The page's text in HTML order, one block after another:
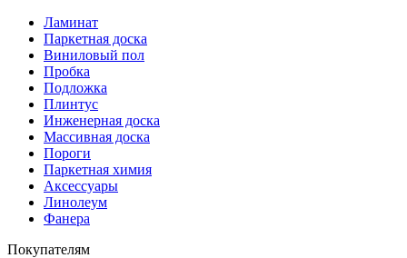
Ламинат
Паркетная доска
Виниловый пол
Пробка
Подложка
Плинтус
Инженерная доска
Массивная доска
Пороги
Паркетная химия
Аксессуары
Линолеум
Фанера
Покупателям